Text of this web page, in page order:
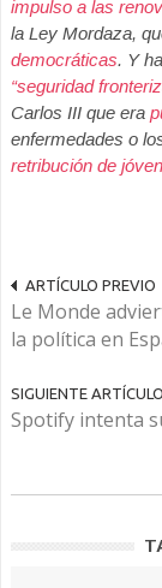
impulso a las
la Ley Mordaza,
democráticas. Y
“seguridad
Carlos III que era
enfermedades o
retribución de
ARTÍCULO PREVIO
Le Monde
la política en
SIGUIENTE ARTÍCULO
Spotify intenta